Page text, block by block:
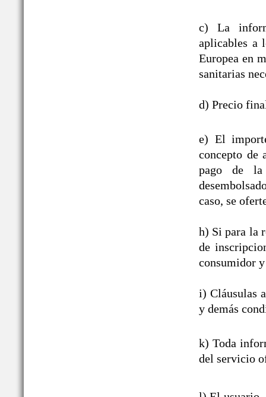
c) La
aplicables a
Europea en
sanitarias
d) Precio
e) El
concepto de
pago de
caso, se
h) Si para la
de
consumidor
i) Cláusulas
y demás
k) Toda
del servicio